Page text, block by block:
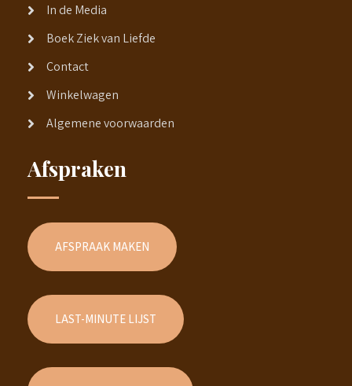
In de Media
Boek Ziek van Liefde
Contact
Winkelwagen
Algemene voorwaarden
Afspraken
AFSPRAAK MAKEN
LAST-MINUTE LIJST